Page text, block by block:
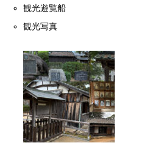
観光遊覧船
観光写真